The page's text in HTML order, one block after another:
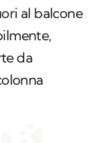
al balcone
da